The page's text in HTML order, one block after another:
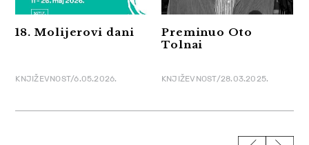
18. Molijerovi dani
KNJIŽEVNOST/6.05.2026.
Preminuo Oto
Tolnai
KNJIŽEVNOST/28.03.2025.